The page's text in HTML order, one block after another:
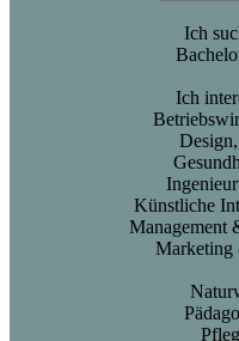
Ich
Ich
Künstliche
Management
Marketing